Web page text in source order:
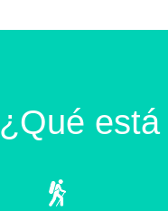
¿Qué está